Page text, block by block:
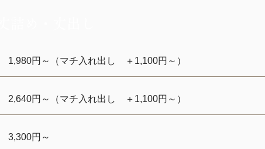
1,980円～（マチ入れ出し ＋1,100円～）
2,640円～（マチ入れ出し ＋1,100円～）
3,300円～